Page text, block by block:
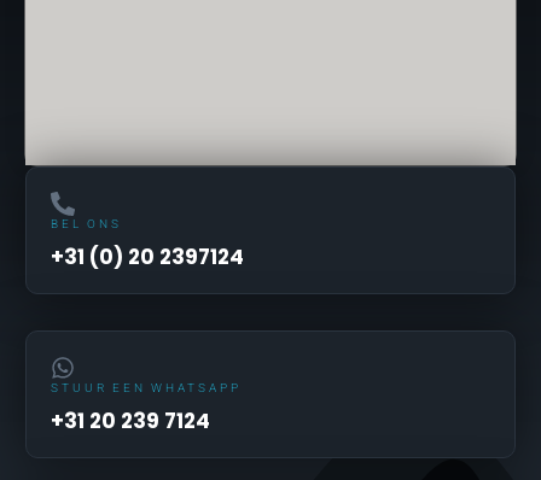
BEL ONS
+31 (0) 20 2397124
STUUR EEN WHATSAPP
+31 20 239 7124